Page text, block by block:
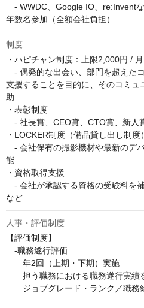
- WWDC、Google IO、re:Invent
年数名参加（全額会社負担）
制度
・ハピチャン制度：上限2,000円 / 月
- 偶発的な出会い、部門を超えた
支援することを目的に、そのコミ
助
・表彰制度
- 社長賞、CEO賞、CTO賞、新人
・LOCKER制度（備品貸し出し制度）
- 会社保有の撮影機材や最新のデ
能
・資格取得支援
- 会社が承認する資格の受験料を
など
人事・評価制度
【評価制度】
-職務遂行評価
年2回（上期・下期）実施
担う職務における職務遂行実績
ジョブグレード・ランク／職務